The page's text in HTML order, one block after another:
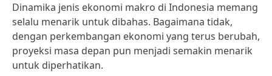
Dinamika jenis ekonomi makro di Indonesia memang
selalu menarik untuk dibahas. Bagaimana tidak,
dengan perkembangan ekonomi yang terus berubah,
proyeksi masa depan pun menjadi semakin menarik
untuk diperhatikan.